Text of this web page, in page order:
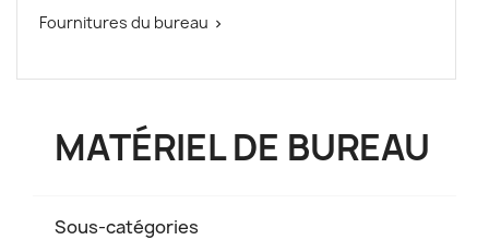
Fournitures du bureau 
MATÉRIEL DE BUREAU
Sous-catégories